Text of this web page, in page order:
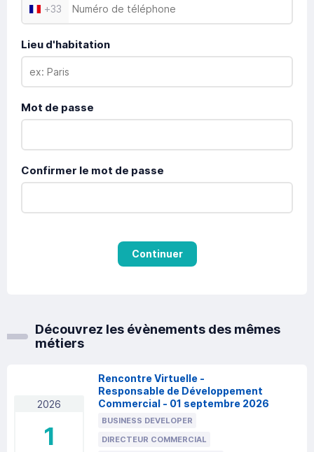
+33
Lieu d'habitation
Mot de passe
Confirmer le mot de passe
Continuer
Découvrez les évènements des mêmes
métiers
2026
1
Rencontre Virtuelle -
Responsable de Développement
Commercial - 01 septembre 2026
BUSINESS DEVELOPER
DIRECTEUR COMMERCIAL